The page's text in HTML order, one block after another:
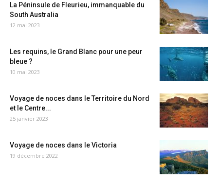
La Péninsule de Fleurieu, immanquable du
South Australia
12 mai 2023
Les requins, le Grand Blanc pour une peur
bleue ?
10 mai 2023
Voyage de noces dans le Territoire du Nord
et le Centre...
25 janvier 2023
Voyage de noces dans le Victoria
19 décembre 2022